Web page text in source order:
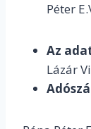
Péter
Az
Lázár